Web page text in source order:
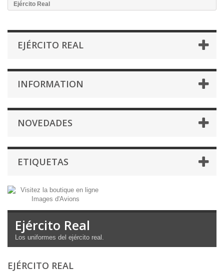
Ejército Real
EJÉRCITO REAL
INFORMATION
NOVEDADES
ETIQUETAS
Ejército Real
Los uniformes del ejército real .
EJÉRCITO REAL